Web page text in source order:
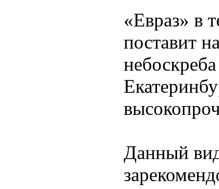
«Евраз» в
поставит
Данный